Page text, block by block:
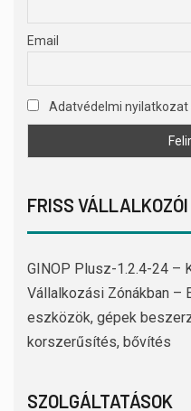
Email
Adatvédelmi nyilatkozat
FRISS
GINOP Plusz-1.2.4-24 –
Vállalkozási Zónákban –
eszközök, gépek
korszerűsítés, bővítés
SZOLGÁLTATÁSOK